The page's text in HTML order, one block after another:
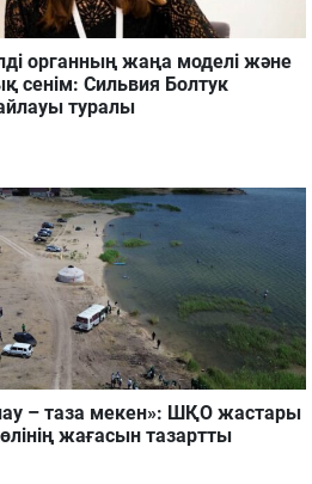
органның жаңа моделі және
сенім: Сильвия Болтук
туралы
– таза мекен»: ШҚО жастары
жағасын тазартты